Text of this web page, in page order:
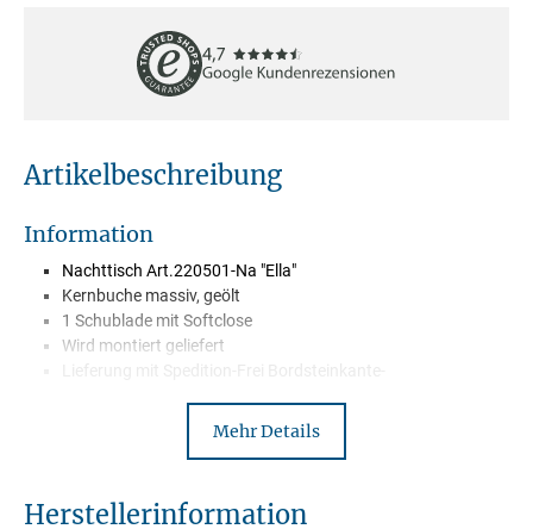
Artikelbeschreibung
Information
Nachttisch Art.220501-Na "Ella"
Kernbuche massiv, geölt
1 Schublade mit Softclose
Wird montiert geliefert
Diese Nachtkommode ist die perfekt Ergänzung zu allen Betten
Mehr Details
Herstellerinformation